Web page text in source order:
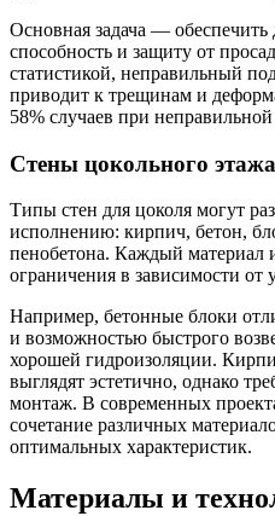
Основная задача —
способность и защиту от
статистикой, неправильный
приводит к трещинам и
58% случаев при
Стены цокольного этажа
Типы стен для цоколя могут
исполнению: кирпич, бетон,
пенобетона. Каждый материал
ограничения в зависимости от
Например, бетонные блоки
и возможностью быстрого
хорошей гидроизоляции.
выглядят эстетично, однако
монтаж. В современных
сочетание различных
оптимальных характеристик.
Материалы и